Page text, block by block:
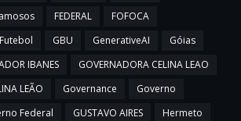
FEDERAL
FOFOCA
Futebol GBU GenerativeAI
Góias
IBANES
GOVERNADORA CELINA LEAO
LEÃO
Governance
Governo
Federal GUSTAVO AIRES
Hermeto